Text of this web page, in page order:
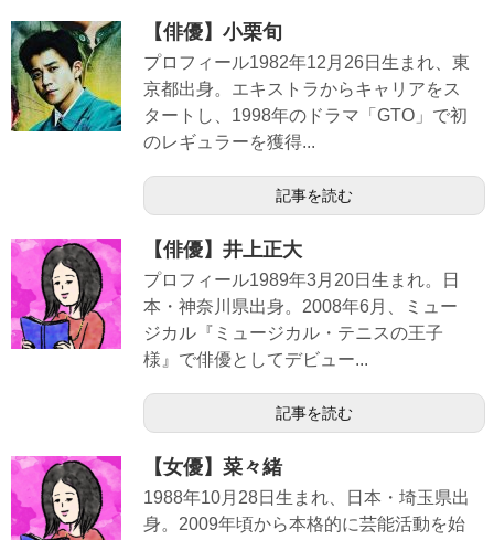
【俳優】小栗旬
プロフィール1982年12月26日生まれ、東
京都出身。エキストラからキャリアをス
タートし、1998年のドラマ「GTO」で初
のレギュラーを獲得...
記事を読む
【俳優】井上正大
プロフィール1989年3月20日生まれ。日
本・神奈川県出身。2008年6月、ミュー
ジカル『ミュージカル・テニスの王子
様』で俳優としてデビュー...
記事を読む
【女優】菜々緒
1988年10月28日生まれ、日本・埼玉県出
身。2009年頃から本格的に芸能活動を始